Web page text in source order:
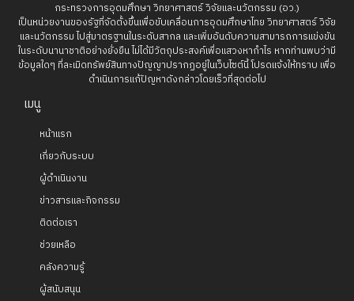
กระทรวงการอุดมศึกษา วิทยาศาสตร์ วิจัยและนวัตกรรม (อว.)
เป็นหน่วยงานของรัฐที่จัดตั้งขึ้นเพื่อขับเคลื่อนการอุดมศึกษาไทย วิทยาศาสตร์ วิจัย
และนวัตกรรม ไปสู่มาตรฐานในระดับสากล และเพิ่มอันดับความสามารถการแข่งขัน
ในระดับนานาชาติอย่างยั่งยืน ไม่ได้มีวัตถุประสงค์เพื่อแสวงหากำไร หากท่านพบว่ามี
ข้อมูลใดๆ ที่ละเมิดทรัพย์สินทางปัญญาปรากฏอยู่ในเว็บไซต์นี้ โปรดแจ้งให้ทราบ เพื่อ
ดำเนินการแก้ปัญหาดังกล่าวโดยเร็วที่สุดต่อไป
เมนู
หน้าแรก
เกี่ยวกับระบบ
ผู้ดำเนินงาน
ข่าวสารและกิจกรรม
ติดต่อเรา
ช่วยเหลือ
คลังความรู้
ผู้สนับสนุน